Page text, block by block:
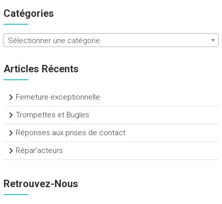
Catégories
Sélectionner une catégorie
Articles Récents
Femeture exceptionnelle
Trompettes et Bugles
Réponses aux prises de contact
Répar’acteurs
Retrouvez-Nous